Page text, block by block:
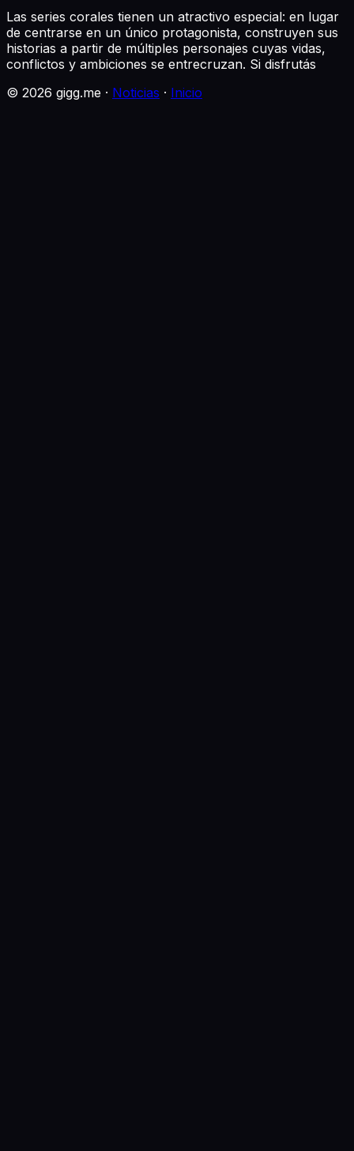
Las series corales tienen un atractivo especial: en lugar
de centrarse en un único protagonista, construyen sus
historias a partir de múltiples personajes cuyas vidas,
conflictos y ambiciones se entrecruzan. Si disfrutás
© 2026 gigg.me · Noticias · Inicio